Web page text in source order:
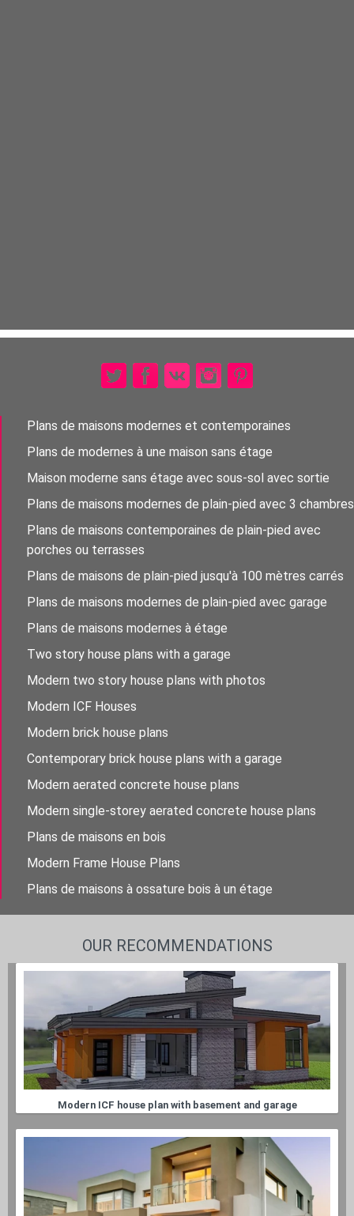
Plans de maisons modernes et contemporaines
Plans de modernes à une maison sans étage
Maison moderne sans étage avec sous-sol avec sortie
Plans de maisons modernes de plain-pied avec 3 chambres
Plans de maisons contemporaines de plain-pied avec
porches ou terrasses
Plans de maisons de plain-pied jusqu'à 100 mètres carrés
Plans de maisons modernes de plain-pied avec garage
Plans de maisons modernes à étage
Two story house plans with a garage
Modern two story house plans with photos
Modern ICF Houses
Modern brick house plans
Contemporary brick house plans with a garage
Modern aerated concrete house plans
Modern single-storey aerated concrete house plans
Plans de maisons en bois
Modern Frame House Plans
Plans de maisons à ossature bois à un étage
OUR RECOMMENDATIONS
Modern ICF house plan with basement and garage